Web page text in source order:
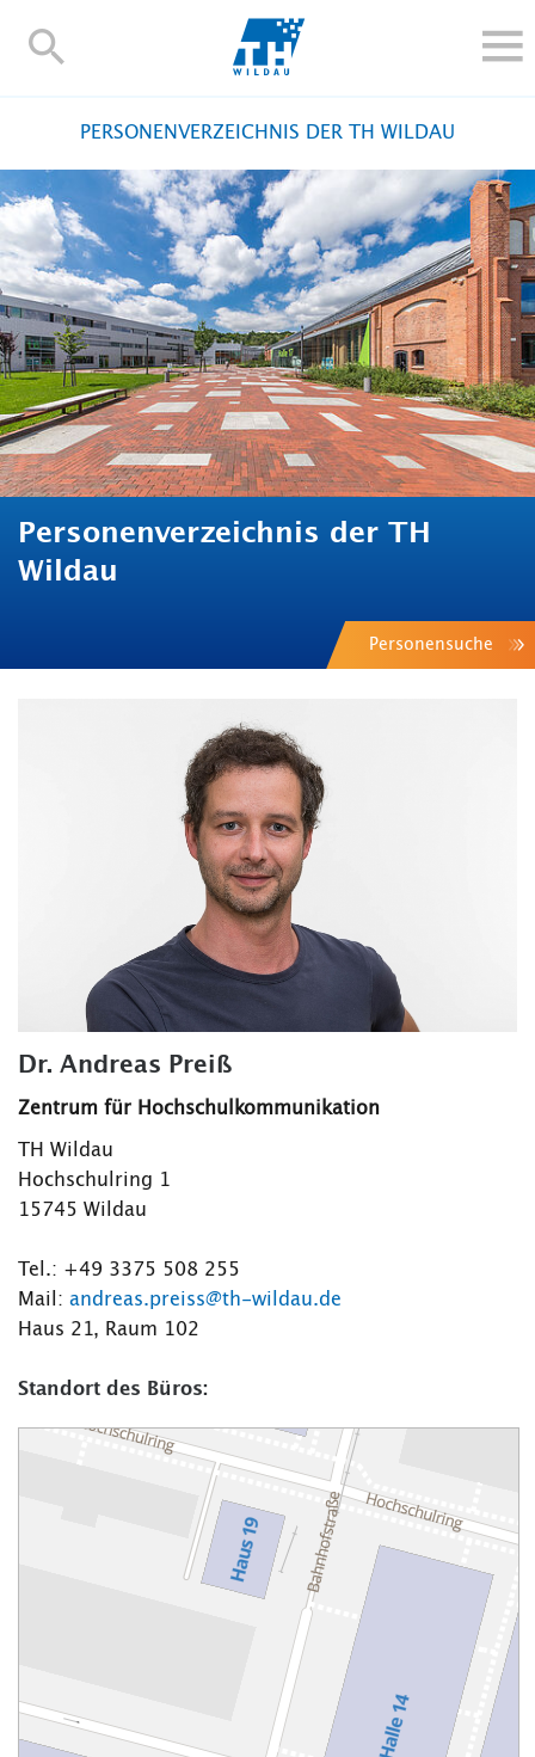
TH-
FORSCHUNG UND TRANSFER
ALUMNI
HOCHSCHULE
INTERNATIONAL
BESCHÄFTIGTE
Blogs Kontakt und Anfahrt Webmail Moodle
TH Online-Portal Personensuche English
PERSONENVERZEICHNIS DER TH WILDAU
Personenverzeichnis der TH
Wildau
Personensuche
Dr. Andreas Preiß
Zentrum für Hochschulkommunikation
TH Wildau
Hochschulring 1
15745 Wildau
Tel.: +49 3375 508 255
Mail: andreas.preiss@th-wildau.de
Haus 21, Raum 102
Standort des Büros: